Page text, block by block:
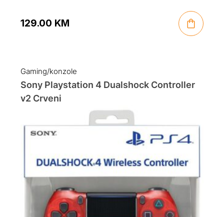
129.00 KM
Gaming/konzole
Sony Playstation 4 Dualshock Controller
v2 Crveni